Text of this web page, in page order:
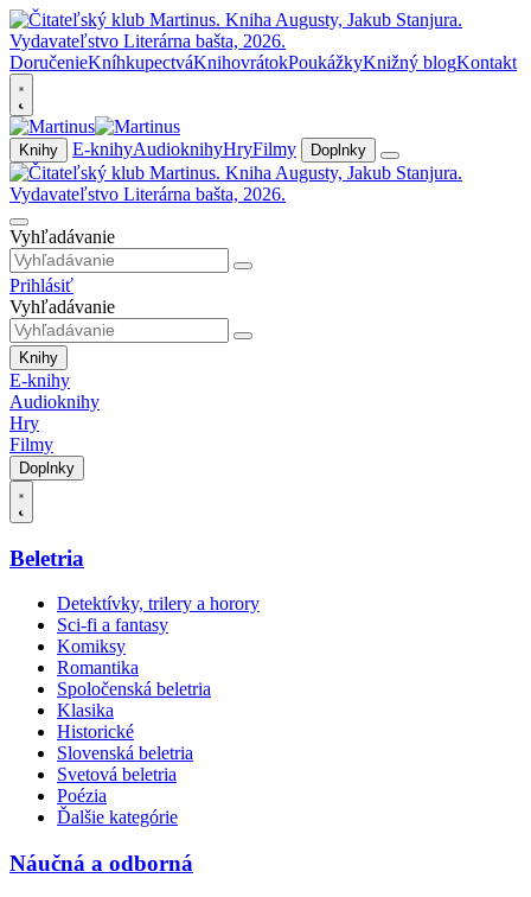
DoručenieKníhkupectváKnihovrátokPoukážkyKnižný blogKontakt
Knihy E-knihyAudioknihyHryFilmy Doplnky
Vyhľadávanie
Prihlásiť
Vyhľadávanie
Knihy
E-knihy
Audioknihy
Hry
Filmy
Doplnky
Beletria
Detektívky, trilery a horory
Sci-fi a fantasy
Komiksy
Romantika
Spoločenská beletria
Klasika
Historické
Slovenská beletria
Svetová beletria
Poézia
Ďalšie kategórie
Náučná a odborná